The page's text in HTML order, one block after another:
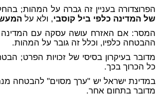
הפרוצדורה בעניין זה גברה על המהות;
של המדינה כלפי ביל קוסבי, ולא על
המסר: אם האזרח עושה עסקה עם המדינה
ההבטחה כלפיו, וכלל זה גובר על המהות.
מדובר בעיקרון בסיסי של זכויות הפרט;
כל הכרוך בכך.
במדינת ישראל יש "ערך מסוים" להבטחה
מדובר בתחום אחר.